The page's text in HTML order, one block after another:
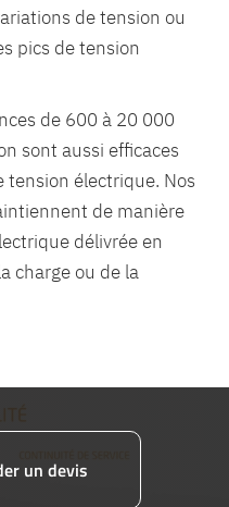
de tension ou
pics de tension
de 600 à 20 000
sont aussi efficaces
tension électrique. Nos
de manière
délivrée en
charge ou de la
un devis